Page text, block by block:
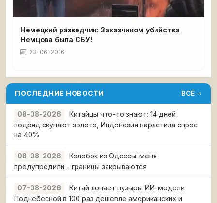
Немецкий разведчик: Заказчиком убийства
Немцова была СБУ!
23-06-2016
ПОСЛЕДНИЕ НОВОСТИ ВСЁ
08-08-2026
Китайцы что-то знают: 14 дней
подряд скупают золото, Индонезия нарастила спрос
на 40%
08-08-2026
Колобок из Одессы: меня
предупредили - границы закрываются
07-08-2026
Китай лопает пузырь: ИИ-модели
Поднебесной в 100 раз дешевле американских и